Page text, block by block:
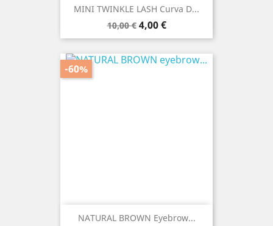
MINI TWINKLE LASH Curva D...
Prezzo
base
10,00 € Prezzo
4,00 €
NATURAL BROWN Eyebrow...
-60%